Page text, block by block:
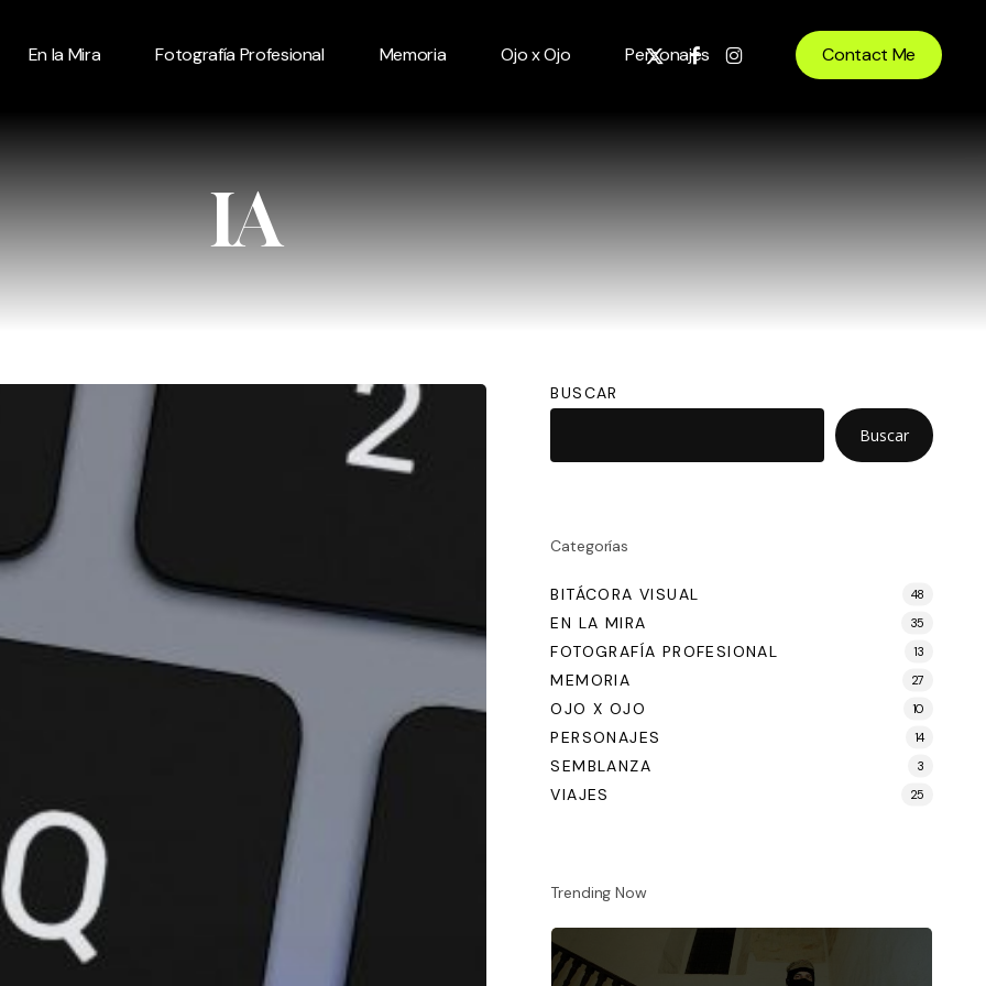
En la Mira Fotografía Profesional Memoria Ojo x Ojo Personajes
x-
facebookinstagram Contact Me
IA
BUSCAR
Buscar
Categorías
BITÁCORA VISUAL 48
EN LA MIRA 35
FOTOGRAFÍA PROFESIONAL 13
MEMORIA 27
OJO X OJO 10
PERSONAJES 14
SEMBLANZA 3
VIAJES 25
Trending Now